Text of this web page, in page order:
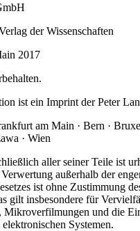
der Wissenschaften
2017
ist ein Imprint der Peter
am Main · Bern ·
· Wien
aller seiner Teile ist
Verwertung außerhalb der
ist ohne Zustimmung
gilt insbesondere für
Mikroverfilmungen und die
Systemen.